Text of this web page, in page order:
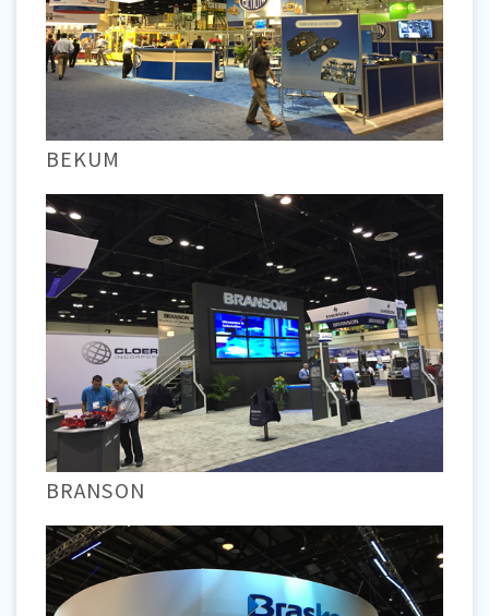
BEKUM
BRANSON